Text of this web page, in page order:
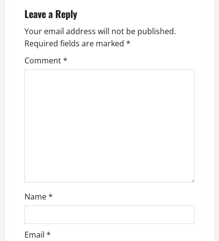
a
v
i
g
Leave a Reply
Your email address will not be published.
Required fields are marked *
Comment*
Name*
Email *